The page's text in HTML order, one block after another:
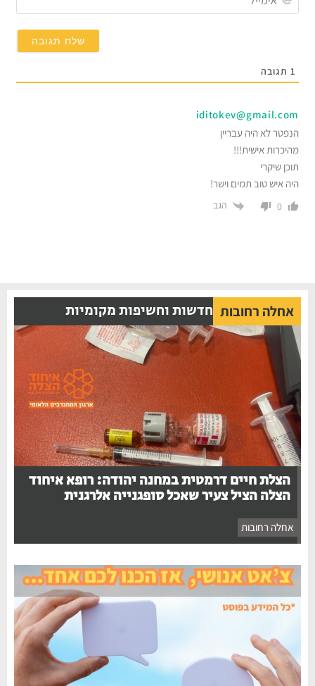
1תגובה
iditokev@gmail.com
הנפטר לא היה עבריין
מהיכרות אישית!!!
תוכן שיקרי
היה איש טוב תמים וישר!
0 הגב
אחלה רחובות חדשות וחשיפות מקומיות
הצלת חיים דרמטית במחנה יהודה: רופא איחוד
הצלה הציל צעיר שאכל סופגנייה אלרגנית
אחלה רחובות